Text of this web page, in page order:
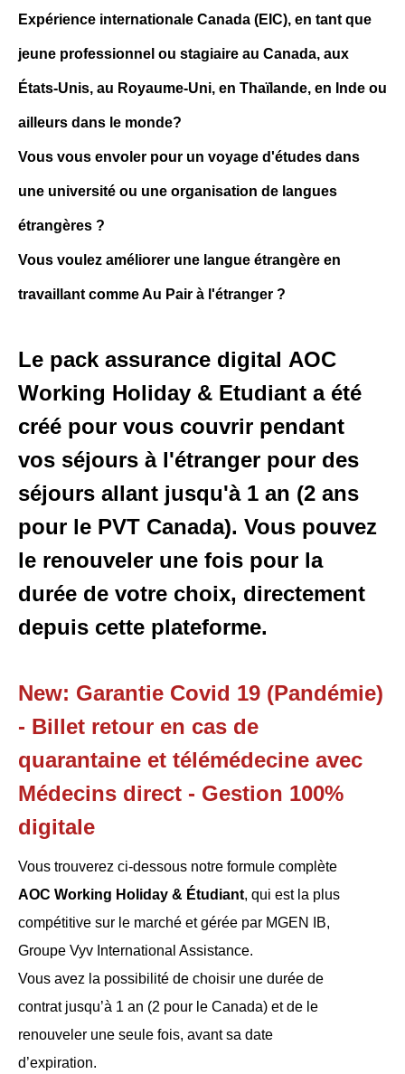
Expérience internationale Canada (EIC), en tant que
jeune professionnel ou stagiaire au Canada, aux
États-Unis, au Royaume-Uni, en Thaïlande, en Inde ou
ailleurs dans le monde?
Vous vous envoler pour un voyage d'études dans
une université ou une organisation de langues
étrangères ?
Vous voulez améliorer une langue étrangère en
travaillant comme Au Pair à l'étranger ?
Le pack assurance digital AOC
Working Holiday & Etudiant a été
créé pour vous couvrir pendant
vos séjours à l'étranger pour des
séjours allant jusqu'à 1 an (2 ans
pour le PVT Canada). Vous pouvez
le renouveler une fois pour la
durée de votre choix, directement
depuis cette plateforme.
New: Garantie Covid 19 (Pandémie)
- Billet retour en cas de
quarantaine et télémédecine avec
Médecins direct - Gestion 100%
digitale
Vous trouverez ci-dessous notre formule complète
AOC Working Holiday & Étudiant, qui est la plus
compétitive sur le marché et gérée par MGEN IB,
Groupe Vyv International Assistance.
Vous avez la possibilité de choisir une durée de
contrat jusqu’à 1 an (2 pour le Canada) et de le
renouveler une seule fois, avant sa date
d’expiration.